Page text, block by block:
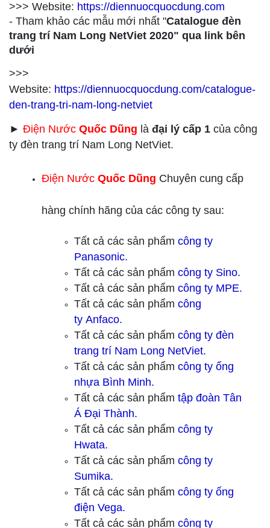
>>> Website: https://diennuocquocdung.com
- Tham khảo các mẫu mới nhất "Catalogue đèn
trang trí Nam Long NetViet 2020" qua link bên
dưới
>>>
Website: https://diennuocquocdung.com/catalogue-
den-trang-tri-nam-long-netviet
► Điện Nước Quốc Dũng là đại lý cấp 1 của công
ty đèn trang trí Nam Long NetViet.
Điện Nước Quốc Dũng Chuyên cung cấp
hàng chính hãng của các công ty sau:
Tất cả các sản phẩm công ty
Panasonic.
Tất cả các sản phẩm công ty Sino.
Tất cả các sản phẩm công ty MPE.
Tất cả các sản phẩm công
ty Anfaco.
Tất cả các sản phẩm công ty đèn
trang trí Nam Long NetViet.
Tất cả các sản phẩm công ty ống
nhựa Bình Minh.
Tất cả các sản phẩm tập đoàn Tân
Á Đại Thành.
Tất cả các sản phẩm công ty
Hwata.
Tất cả các sản phẩm công ty
Sumika.
Tất cả các sản phẩm công ty ống
điện Vega.
Tất cả các sản phẩm công ty